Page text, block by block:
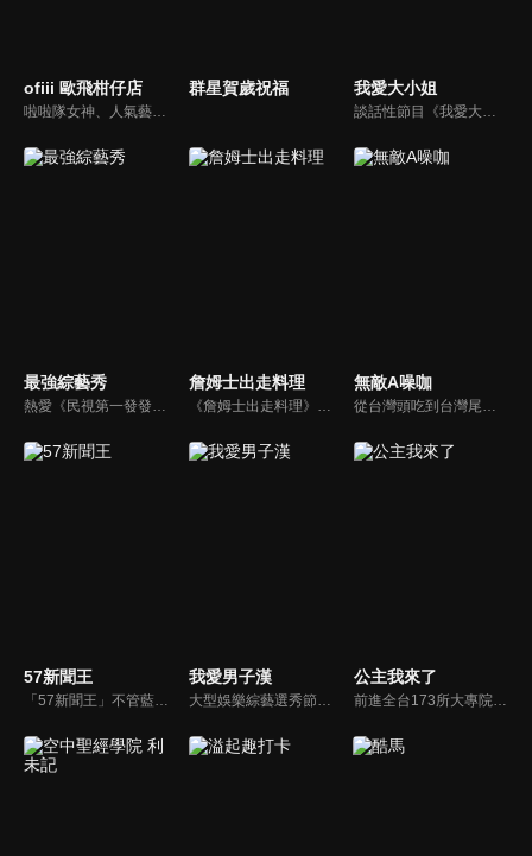
ofiii 歐飛柑仔店 群星賀歲祝福 我愛大小姐
最強綜藝秀
熱愛《民視第一發發發》的忠實觀眾，一定要看！喜歡五花八門達人秀的網友，非追不可！愛看明星挑戰各種才藝表演的鐵粉，絕不能錯過！什麼都有，什麼都秀，請看《最強綜藝秀》！
詹姆士出走料理
《詹姆士出走料理》以尋找詹姆士私廚菜單為節目主軸，為了尋找記憶中的美味料理，詹姆士將帶領大家探索市場，品嘗在地美味、尋訪料理達人，並在節目中展現特殊食材的處理方式、嘗試新的醬料或是新的料理作法，製作創意料理(料理教學)，最後在節目片尾時作出一道『詹姆士創意料理』。
無敵A噪咖
從台灣頭吃到台灣尾，沒準備好你的肚子千萬別說台灣的美味你都吃過啦！無敵A噪咖這次精銳盡出、翻山越嶺，傳出台灣的好滋味，豐富、美味的畫面，傳遞噪咖對美食的用心，透過獨特的介紹方式，就要你吃得更有創意、更有趣！吃的更有內涵與層次喔！
57新聞王
「57新聞王」不管藍綠、只問黑白！找出社會亂象根源、挖掘官員的積習怠惰、找出政府看不到的人民痛苦！不受惡霸、官員、財閥的威脅利誘！永遠讓觀眾了解爭議事件的真相、勇敢捍衛公平正義！
我愛男子漢
大型娛樂綜藝選秀節目《我愛男子漢》強勢登場！打造全新華語男子團體！各個參賽者無不卯足全力，使出看家本領只為登上夢想殿堂！為了擄獲評審芳心，哪些參賽者會使出意想不到的絕招呢？獨家精彩內容搶先看，想知道有什麼大來賓大駕光臨？想知道有那些爆笑互動內容？
公主我來了
前進全台173所大專院校，新世代最好笑主持陣容，前往各大校園，尋找最美校花公主。為了贏得公主，不擇手段。